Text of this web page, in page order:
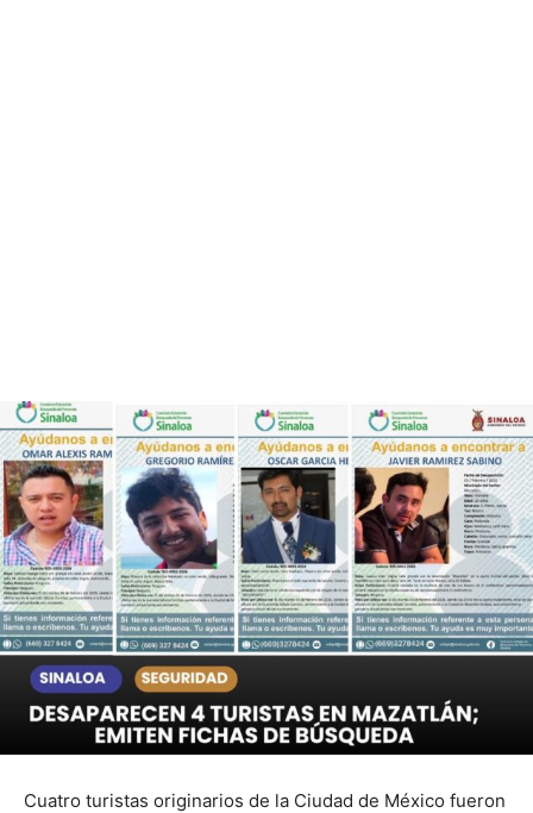
Cuatro turistas originarios de la Ciudad de México fueron